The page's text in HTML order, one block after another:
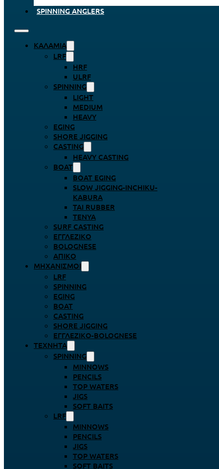
SPINNING ANGLERS
ΚΑΛΆΜΙΑ
LRF
HRF
ULRF
SPINNING
LIGHT
MEDIUM
HEAVY
EGING
SHORE JIGGING
CASTING
HEAVY CASTING
BOAT
BOAT EGING
SLOW JIGGING-INCHIKU-
KABURA
TAI RUBBER
TENYA
SURF CASTING
ΕΓΓΛΈΖΙΚΟ
BOLOGNESE
ΑΠΊΚΟ
ΜΗΧΑΝΙΣΜΟΊ
LRF
SPINNING
EGING
BOAT
CASTING
SHORE JIGGING
ΕΓΓΛΈΖΙΚΟ-BOLOGNESE
ΤΕΧΝΗΤΆ
SPINNING
MINNOWS
PENCILS
TOP WATERS
JIGS
SOFT BAITS
LRF
MINNOWS
PENCILS
JIGS
TOP WATERS
SOFT BAITS